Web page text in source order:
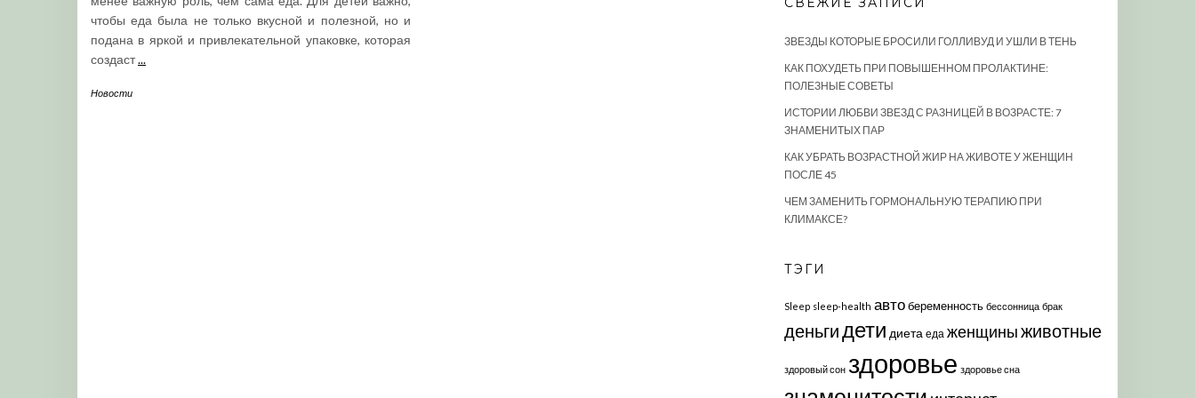
чтобы еда была не только вкусной и полезной, но и
подана в яркой и привлекательной упаковке, которая
создаст...
Новости
ЗВЕЗДЫ КОТОРЫЕ БРОСИЛИ ГОЛЛИВУД И УШЛИ В ТЕНЬ
КАК ПОХУДЕТЬ ПРИ ПОВЫШЕННОМ ПРОЛАКТИНЕ:
ПОЛЕЗНЫЕ СОВЕТЫ
ИСТОРИИ ЛЮБВИ ЗВЕЗД С РАЗНИЦЕЙ В ВОЗРАСТЕ: 7
ЗНАМЕНИТЫХ ПАР
КАК УБРАТЬ ВОЗРАСТНОЙ ЖИР НА ЖИВОТЕ У ЖЕНЩИН
ПОСЛЕ 45
ЧЕМ ЗАМЕНИТЬ ГОРМОНАЛЬНУЮ ТЕРАПИЮ ПРИ
КЛИМАКСЕ?
ТЭГИ
Sleep sleep-health автобеременность бессонница брак
деньгидети диета еда женщиныживотные
здоровый сон здоровье здоровье сна